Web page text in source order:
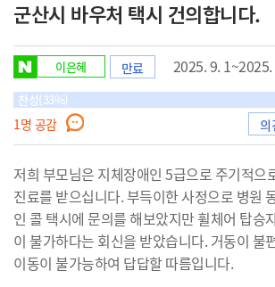
홈
으
로
군산시 바우처 택시 건의합니다.
이은혜 만료 2025. 9.
찬성(33%)
1명 공감 의
저희 부모님은 지체장애인 5급으로 주기적으
진료를 받으십니다. 부득이한 사정으로 병원
인 콜 택시에 문의를 해보았지만 휠체어 탑승
이 불가하다는 회신을 받았습니다. 거동이 불
이동이 불가능하여 답답할 따름입니다.